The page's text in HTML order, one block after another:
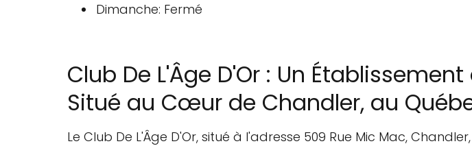
Dimanche: Fermé
Club De L'Âge D'Or : Un
Situé au Cœur de Chandler, au
Le Club De L'Âge D'Or, situé à l'adresse 509 Rue Mic Mac,